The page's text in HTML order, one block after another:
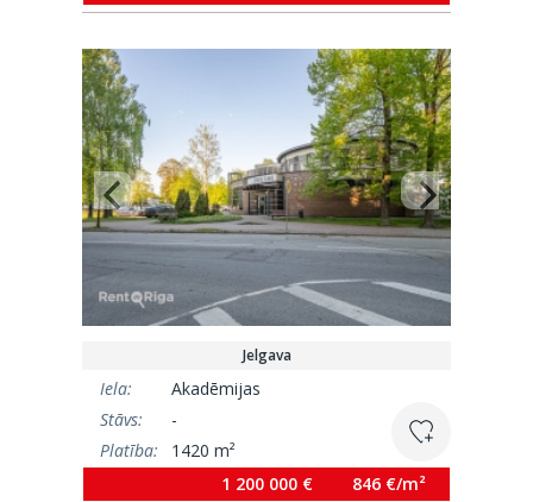
Jelgava
Iela:
Akadēmijas
Stāvs:
-
Platība:
1420 m²
1 200 000 €
846 €/m²